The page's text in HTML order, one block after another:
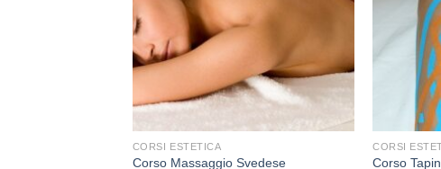
CORSI ESTETICA
Corso Massaggio Svedese
CORSI
Corso